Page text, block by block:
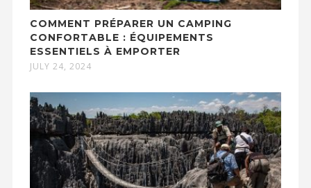
COMMENT PRÉPARER UN CAMPING
CONFORTABLE : ÉQUIPEMENTS
ESSENTIELS À EMPORTER
JULY 24, 2024